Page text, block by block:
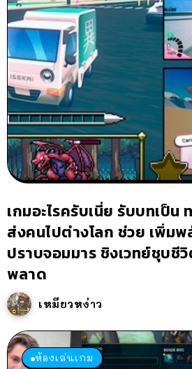
เกมอะไรครับเนี่ย รับบทเป็น
ส่งคนไปต่างโลก ช่วย เพิ่มพ
ปราบจอมมาร ชิงเวทย์ชุบชี
พลาด
เหมียวหง่าว
ห้องเล่นเกม